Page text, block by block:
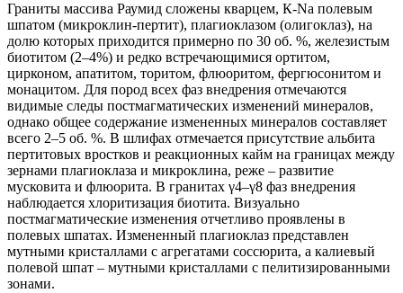
Граниты массива Раумид сложены кварцем, К-Na полевым
шпатом (микроклин-пертит), плагиоклазом (олигоклаз), на
долю которых приходится примерно по 30 об. %, железистым
биотитом (2–4%) и редко встречающимися ортитом,
цирконом, апатитом, торитом, флюоритом, фергюсонитом и
монацитом. Для пород всех фаз внедрения отмечаются
видимые следы постмагматических изменений минералов,
однако общее содержание измененных минералов составляет
всего 2–5 об. %. В шлифах отмечается присутствие альбита
пертитовых вростков и реакционных кайм на границах между
зернами плагиоклаза и микроклина, реже – развитие
мусковита и флюорита. В гранитах γ4–γ8 фаз внедрения
наблюдается хлоритизация биотита. Визуально
постмагматические изменения отчетливо проявлены в
полевых шпатах. Измененный плагиоклаз представлен
мутными кристаллами с агрегатами соссюрита, а калиевый
полевой шпат – мутными кристаллами с пелитизированными
зонами.